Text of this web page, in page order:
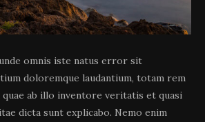
omnis iste natus error sit
doloremque laudantium, totam rem
quae ab illo inventore veritatis et quasi
dicta sunt explicabo. Nemo enim